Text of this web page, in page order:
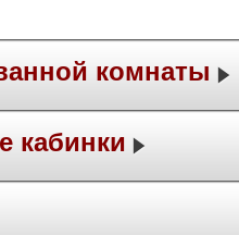
комнаты
кабинки